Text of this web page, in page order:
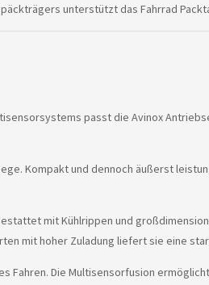
unterstützt das Fahrrad
passt die Avinox
Kompakt und dennoch äußerst
mit Kühlrippen und
mit hoher Zuladung liefert sie eine
Fahren. Die Multisensorfusion